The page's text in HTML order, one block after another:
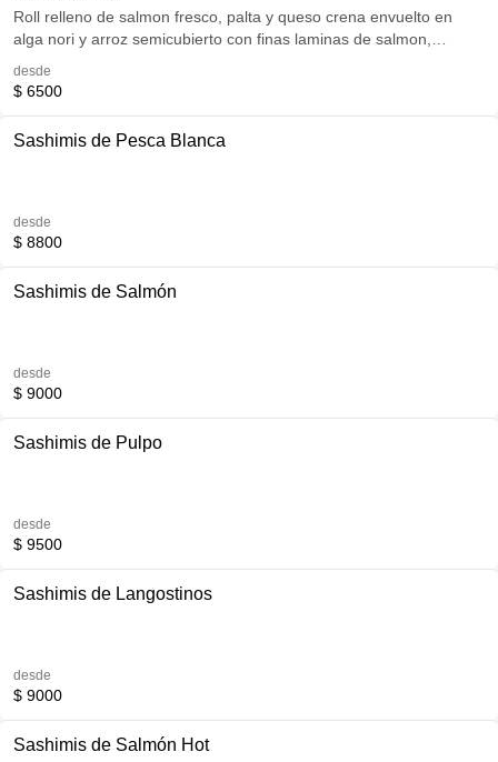
Roll relleno de salmon fresco, palta y queso crena envuelto en
alga nori y arroz semicubierto con finas laminas de salmon,
desde
$ 6500
Sashimis de Pesca Blanca
desde
$ 8800
Sashimis de Salmón
desde
$ 9000
Sashimis de Pulpo
desde
$ 9500
Sashimis de Langostinos
desde
$ 9000
Sashimis de Salmón Hot